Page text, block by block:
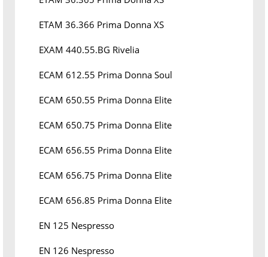
ETAM 36.366 Prima Donna XS
EXAM 440.55.BG Rivelia
ECAM 612.55 Prima Donna Soul
ECAM 650.55 Prima Donna Elite
ECAM 650.75 Prima Donna Elite
ECAM 656.55 Prima Donna Elite
ECAM 656.75 Prima Donna Elite
ECAM 656.85 Prima Donna Elite
EN 125 Nespresso
EN 126 Nespresso